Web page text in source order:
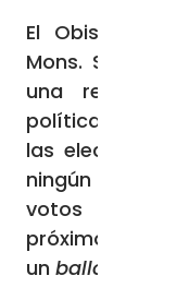
El Obispo de
Mons. Sergio
una
política en el
las
ningún
votos para
próximo 19
un ballotage